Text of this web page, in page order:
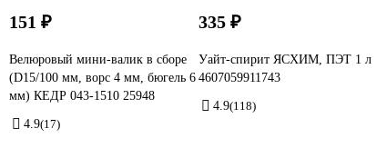
151 ₽
Велюровый мини-валик в сборе
(D15/100 мм, ворс 4 мм, бюгель 6
мм) КЕДР 043-1510 25948
4.9(17)
335 ₽
Уайт-спирит ЯСХИМ, ПЭТ 1 л
4607059911743
4.9(118)